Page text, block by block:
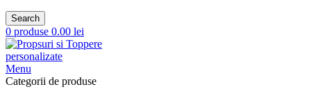
Search
0 produse 0.00 lei
Menu
Categorii de produse